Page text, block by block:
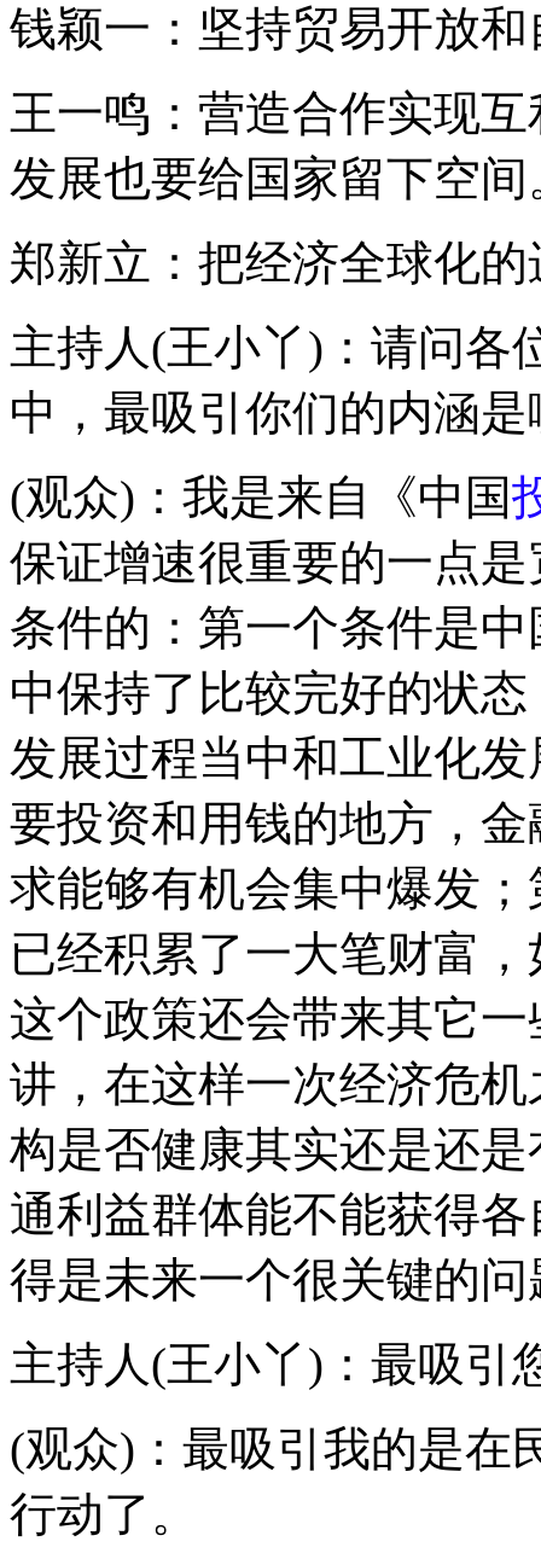
钱颖一：坚持贸易开放和
王一鸣：营造合作实现
发展也要给国家留下空间
郑新立：把经济全球化
主持人(王小丫)：请问各
中，最吸引你们的内涵
(观众)：我是来自《中国
保证增速很重要的一点
条件的：第一个条件是
中保持了比较完好的状
发展过程当中和工业化
要投资和用钱的地方，
求能够有机会集中爆发
已经积累了一大笔财富
这个政策还会带来其它
讲，在这样一次经济危
构是否健康其实还是还
通利益群体能不能获得
得是未来一个很关键的问
主持人(王小丫)：最吸引
(观众)：最吸引我的是在
行动了。